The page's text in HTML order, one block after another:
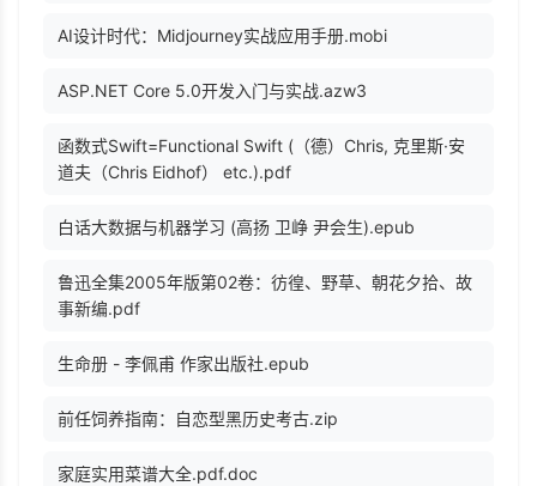
AI设计时代：Midjourney实战应用手册.mobi
ASP.NET Core 5.0开发入门与实战.azw3
函数式Swift=Functional Swift (（德）Chris, 克里斯·安
道夫（Chris Eidhof） etc.).pdf
白话大数据与机器学习 (高扬 卫峥 尹会生).epub
鲁迅全集2005年版第02卷：彷徨、野草、朝花夕拾、故
事新编.pdf
生命册 - 李佩甫 作家出版社.epub
前任饲养指南：自恋型黑历史考古.zip
家庭实用菜谱大全.pdf.doc